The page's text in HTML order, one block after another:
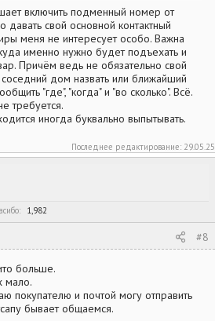
включить подменный номер от
давать свой основной контактный
меня не интересует особо. Важна
именно нужно будет подъехать и
Причём ведь не обязательно свой
дом назвать или ближайший
"где", "когда" и "во сколько". Всё.
требуется.
иногда буквально выпытывать.
Последнее редактирование: 29.05.25
1,982
#8
больше.
мало.
покупателю и почтой могу отправить
бывает общаемся.